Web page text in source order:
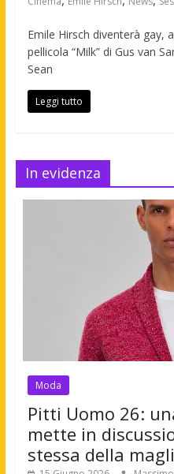
Emile Hirsch diventerà gay,
pellicola “Milk” di Gus van
Sean
Leggi tutto
In evidenza
Moda
Pitti Uomo 26:
mette in
stessa della